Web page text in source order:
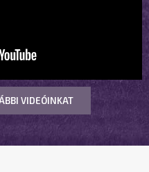
VIDEÓINKAT